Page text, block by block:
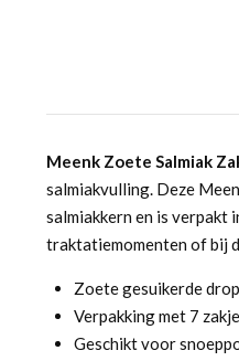
Meenk Zoete Salmiak
salmiakvulling. Deze
salmiakkern en is verpakt
traktatiemomenten of bij
Zoete gesuikerde
Verpakking met 7
Geschikt voor